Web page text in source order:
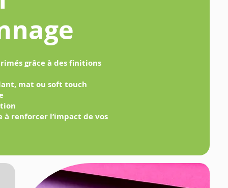
grâce à des finitions
mat ou soft touch
renforcer l’impact de vos